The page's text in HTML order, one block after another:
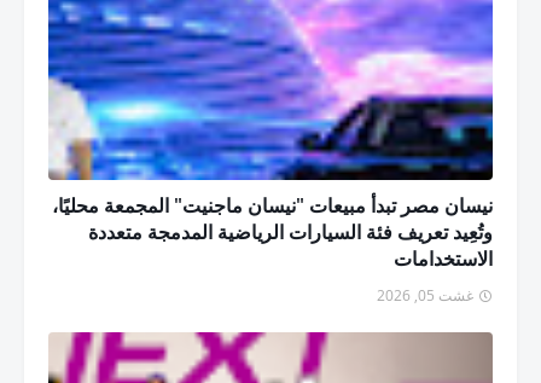
نيسان مصر تبدأ مبيعات "نيسان ماجنيت" المجمعة محليًا،
وتُعِيد تعريف فئة السيارات الرياضية المدمجة متعددة
الاستخدامات
غشت 05, 2026